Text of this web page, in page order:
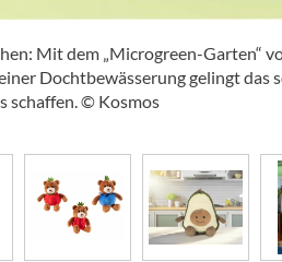
Mit dem „Microgreen-Garten“
Dochtbewässerung gelingt das
schaffen. © Kosmos